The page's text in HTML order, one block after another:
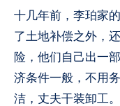
十几年前，李珀家
了土地补偿之外，
险，他们自己出一
济条件一般，不用
洁，丈夫干装卸工。